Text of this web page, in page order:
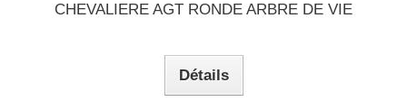
CHEVALIERE AGT RONDE ARBRE DE VIE
Détails